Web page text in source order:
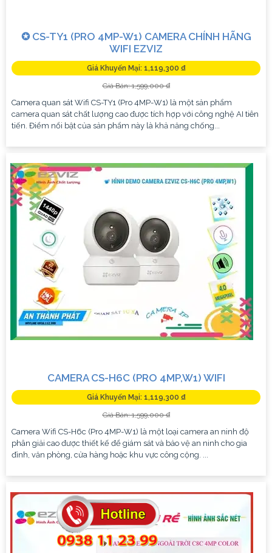
✪ CS-TY1 (PRO 4MP-W1) CAMERA CHÍNH HÃNG
WIFI EZVIZ
Giá Khuyến Mại: 1,119,300 ₫
Giá Bán: 1,599,000 ₫
Camera quan sát Wifi CS-TY1 (Pro 4MP-W1) là một sản phẩm
camera quan sát chất lượng cao được tích hợp với công nghệ AI tiên
tiến. Điểm nổi bật của sản phẩm này là khả năng chống...
CAMERA CS-H6C (PRO 4MP,W1) WIFI
Giá Khuyến Mại: 1,119,300 ₫
Giá Bán: 1,599,000 ₫
Camera Wifi CS-H6c (Pro 4MP-W1) là một loại camera an ninh độ
phân giải cao được thiết kế để giám sát và bảo vệ an ninh cho gia
đình, văn phòng, cửa hàng hoặc khu vực công cộng. ...